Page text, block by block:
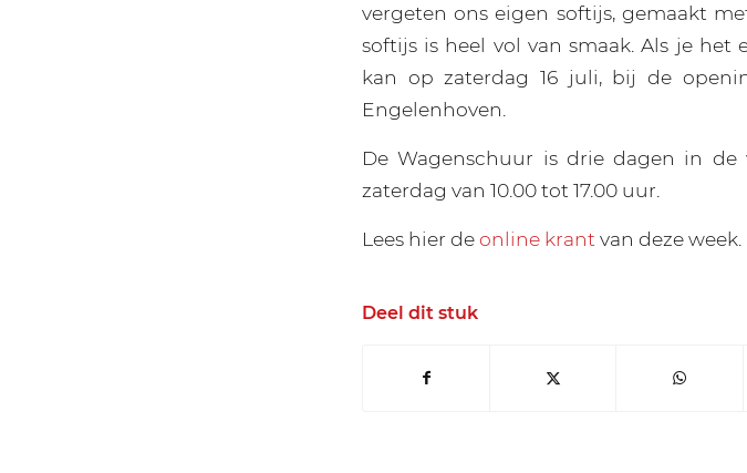
vergeten ons eigen softijs, gemaakt
softijs is heel vol van smaak. Als je het
kan op zaterdag 16 juli, bij de
Engelenhoven.
De Wagenschuur is drie dagen in de
zaterdag van 10.00 tot 17.00 uur.
Lees hier deonline krant van deze week.
Deel dit stuk